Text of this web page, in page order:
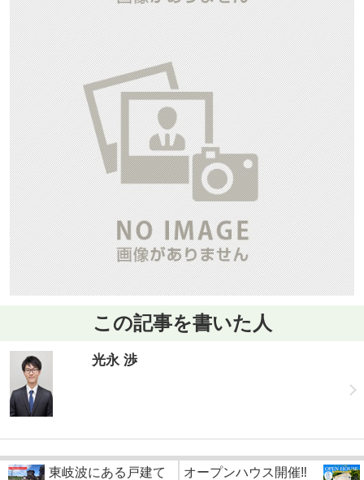
この記事を書いた人
光永 渉
東岐波にある戸建て オープンハウス開催‼